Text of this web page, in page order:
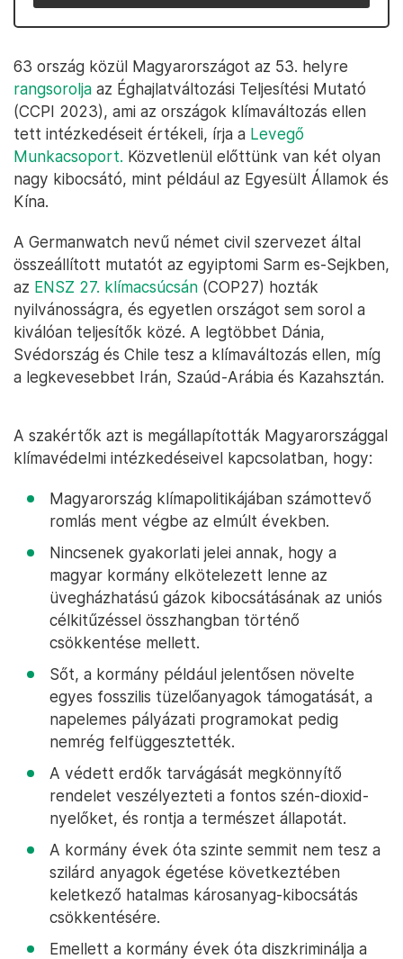
63 ország közül Magyarországot az 53. helyre
rangsorolja az Éghajlatváltozási Teljesítési Mutató
(CCPI 2023), ami az országok klímaváltozás ellen
tett intézkedéseit értékeli, írja a Levegő
Munkacsoport. Közvetlenül előttünk van két olyan
nagy kibocsátó, mint például az Egyesült Államok és
Kína.
A Germanwatch nevű német civil szervezet által
összeállított mutatót az egyiptomi Sarm es-Sejkben,
az ENSZ 27. klímacsúcsán (COP27) hozták
nyilvánosságra, és egyetlen országot sem sorol a
kiválóan teljesítők közé. A legtöbbet Dánia,
Svédország és Chile tesz a klímaváltozás ellen, míg
a legkevesebbet Irán, Szaúd-Arábia és Kazahsztán.
A szakértők azt is megállapították Magyarországgal
klímavédelmi intézkedéseivel kapcsolatban, hogy:
Magyarország klímapolitikájában számottevő
romlás ment végbe az elmúlt években.
Nincsenek gyakorlati jelei annak, hogy a
magyar kormány elkötelezett lenne az
üvegházhatású gázok kibocsátásának az uniós
célkitűzéssel összhangban történő
csökkentése mellett.
Sőt, a kormány például jelentősen növelte
egyes fosszilis tüzelőanyagok támogatását, a
napelemes pályázati programokat pedig
nemrég felfüggesztették.
A védett erdők tarvágását megkönnyítő
rendelet veszélyezteti a fontos szén-dioxid-
nyelőket, és rontja a természet állapotát.
A kormány évek óta szinte semmit nem tesz a
szilárd anyagok égetése következtében
keletkező hatalmas károsanyag-kibocsátás
csökkentésére.
Emellett a kormány évek óta diszkriminálja a